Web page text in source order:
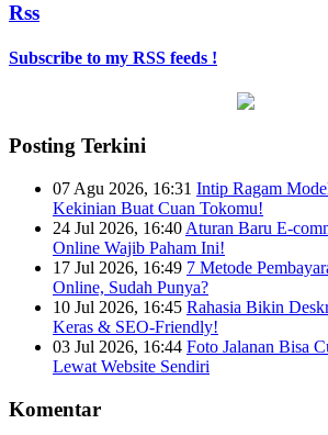
Rss
Subscribe to my RSS feeds !
Posting Terkini
07 Agu 2026, 16:31 Intip Ragam
Kekinian Buat Cuan Tokomu!
24 Jul 2026, 16:40 Aturan Baru E-
Online Wajib Paham Ini!
17 Jul 2026, 16:49 7 Metode
Online, Sudah Punya?
10 Jul 2026, 16:45 Rahasia Bikin
Keras & SEO-Friendly!
03 Jul 2026, 16:44 Foto Jalanan Bisa
Lewat Website Sendiri
Komentar